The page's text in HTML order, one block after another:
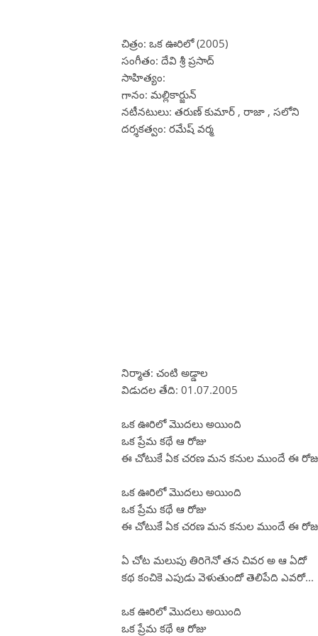
చిత్రం: ఒక ఊరిలో (2005)
సంగీతం: దేవి శ్రీ ప్రసాద్
సాహిత్యం:
గానం: మల్లికార్జున్
నటీనటులు: తరుణ్ కుమార్ , రాజా , సలోని
దర్శకత్వం: రమేష్ వర్మ
నిర్మాత: చంటి అడ్డాల
విడుదల తేది: 01.07.2005
ఒక ఊరిలో మొదలు అయింది
ఒక ప్రేమ కథే ఆ రోజు
ఈ చోటుకే ఏక చరణ మన కనుల ముందే ఈ
ఒక ఊరిలో మొదలు అయింది
ఒక ప్రేమ కథే ఆ రోజు
ఈ చోటుకే ఏక చరణ మన కనుల ముందే ఈ
ఏ చోట మలుపు తిరిగెనో తన చివర అ ఆ ఏదో
కథ కంచికె ఎపుడు వెళుతుందో తెలిపేది ఎవరో...
ఒక ఊరిలో మొదలు అయింది
ఒక ప్రేమ కథే ఆ రోజు